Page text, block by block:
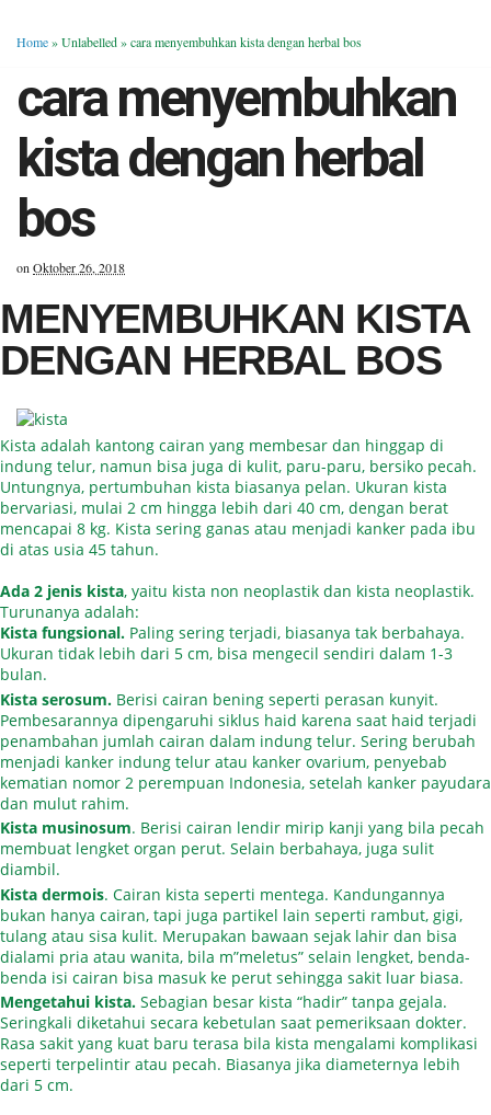
Home» Unlabelled »cara menyembuhkan kista dengan herbal bos
cara menyembuhkan
kista dengan herbal
bos
onOktober 26, 2018
MENYEMBUHKAN KISTA
DENGAN HERBAL BOS
Kista adalah kantong cairan yang membesar dan hinggap di
indung telur, namun bisa juga di kulit, paru-paru, bersiko pecah.
Untungnya, pertumbuhan kista biasanya pelan. Ukuran kista
bervariasi, mulai 2 cm hingga lebih dari 40 cm, dengan berat
mencapai 8 kg. Kista sering ganas atau menjadi kanker pada ibu
di atas usia 45 tahun.
Ada 2 jenis kista, yaitu kista non neoplastik dan kista neoplastik.
Turunanya adalah:
Kista fungsional. Paling sering terjadi, biasanya tak berbahaya.
Ukuran tidak lebih dari 5 cm, bisa mengecil sendiri dalam 1-3
bulan.
Kista serosum. Berisi cairan bening seperti perasan kunyit.
Pembesarannya dipengaruhi siklus haid karena saat haid terjadi
penambahan jumlah cairan dalam indung telur. Sering berubah
menjadi kanker indung telur atau kanker ovarium, penyebab
kematian nomor 2 perempuan Indonesia, setelah kanker payudara
dan mulut rahim.
Kista musinosum. Berisi cairan lendir mirip kanji yang bila pecah
membuat lengket organ perut. Selain berbahaya, juga sulit
diambil.
Kista dermois. Cairan kista seperti mentega. Kandungannya
bukan hanya cairan, tapi juga partikel lain seperti rambut, gigi,
tulang atau sisa kulit. Merupakan bawaan sejak lahir dan bisa
dialami pria atau wanita, bila m”meletus” selain lengket, benda-
benda isi cairan bisa masuk ke perut sehingga sakit luar biasa.
Mengetahui kista. Sebagian besar kista “hadir” tanpa gejala.
Seringkali diketahui secara kebetulan saat pemeriksaan dokter.
Rasa sakit yang kuat baru terasa bila kista mengalami komplikasi
seperti terpelintir atau pecah. Biasanya jika diameternya lebih
dari 5 cm.